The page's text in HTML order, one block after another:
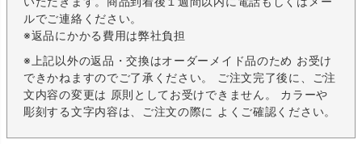
ルでご連絡ください。
※返品にかかる費用は弊社負担
※上記以外の返品・交換はオーダーメイド品のため お受け
できかねますのでご了承ください。 ご注文完了後に、ご注
文内容の変更は 原則としてお受けできません。 カラーや
彫刻する文字内容は、ご注文の際に よくご確認ください。